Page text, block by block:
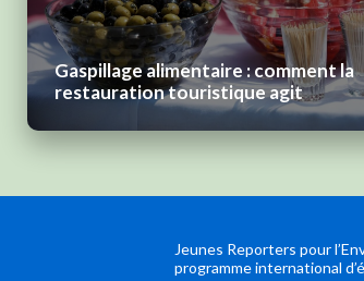
Gaspillage alimentaire : comment la
restauration touristique agit
Jeunes Reporters pour
programme international